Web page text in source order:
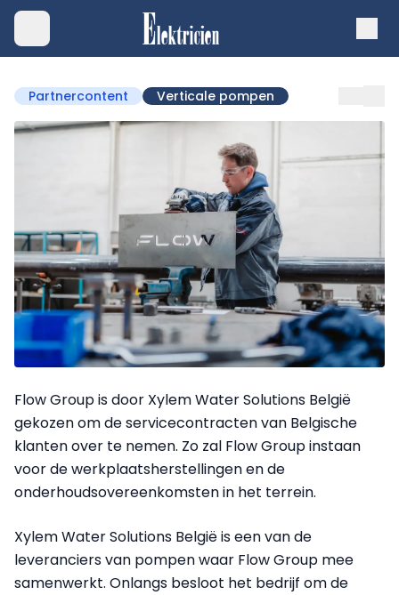
Partnercontent Verticale pompen
Flow Group is door Xylem Water Solutions België
gekozen om de servicecontracten van Belgische
klanten over te nemen. Zo zal Flow Group instaan
voor de werkplaatsherstellingen en de
onderhoudsovereenkomsten in het terrein.
Xylem Water Solutions België is een van de
leveranciers van pompen waar Flow Group mee
samenwerkt. Onlangs besloot het bedrijf om de